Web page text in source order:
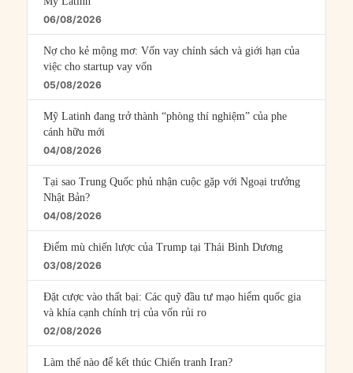
06/08/2026
Nợ cho kẻ mộng mơ: Vốn vay chính sách và giới hạn của
việc cho startup vay vốn
05/08/2026
Mỹ Latinh đang trở thành “phòng thí nghiệm” của phe
cánh hữu mới
04/08/2026
Tại sao Trung Quốc phủ nhận cuộc gặp với Ngoại trưởng
Nhật Bản?
04/08/2026
Điểm mù chiến lược của Trump tại Thái Bình Dương
03/08/2026
Đặt cược vào thất bại: Các quỹ đầu tư mạo hiểm quốc gia
và khía cạnh chính trị của vốn rủi ro
02/08/2026
Làm thế nào để kết thúc Chiến tranh Iran?